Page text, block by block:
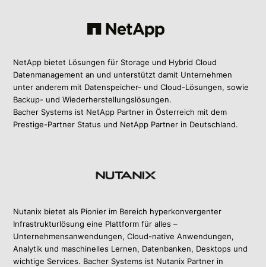
NetApp bietet Lösungen für Storage und Hybrid Cloud
Datenmanagement an und unterstützt damit Unternehmen
unter anderem mit Datenspeicher- und Cloud-Lösungen, sowie
Backup- und Wiederherstellungslösungen.
Bacher Systems ist NetApp Partner in Österreich mit dem
Prestige-Partner Status und NetApp Partner in Deutschland.
Nutanix bietet als Pionier im Bereich hyperkonvergenter
Infrastrukturlösung eine Plattform für alles –
Unternehmensanwendungen, Cloud-native Anwendungen,
Analytik und maschinelles Lernen, Datenbanken, Desktops und
wichtige Services. Bacher Systems ist Nutanix Partner in